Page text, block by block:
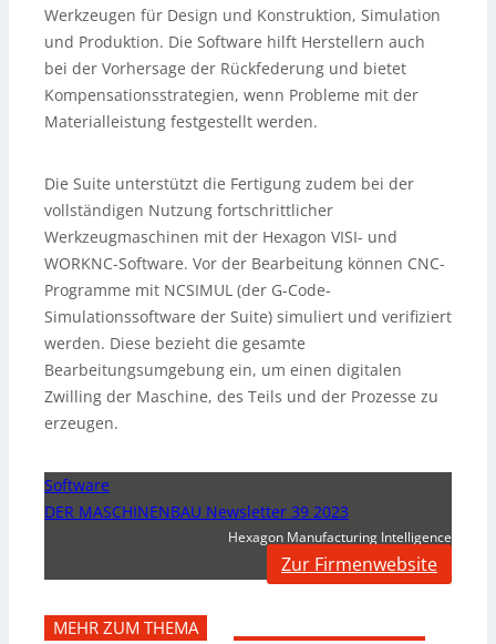
Werkzeugen für Design und Konstruktion, Simulation
und Produktion. Die Software hilft Herstellern auch
bei der Vorhersage der Rückfederung und bietet
Kompensationsstrategien, wenn Probleme mit der
Materialleistung festgestellt werden.
Die Suite unterstützt die Fertigung zudem bei der
vollständigen Nutzung fortschrittlicher
Werkzeugmaschinen mit der Hexagon VISI- und
WORKNC-Software. Vor der Bearbeitung können CNC-
Programme mit NCSIMUL (der G-Code-
Simulationssoftware der Suite) simuliert und verifiziert
werden. Diese bezieht die gesamte
Bearbeitungsumgebung ein, um einen digitalen
Zwilling der Maschine, des Teils und der Prozesse zu
erzeugen.
Software
DER MASCHINENBAU Newsletter 39 2023
Hexagon Manufacturing Intelligence
Zur Firmenwebsite
MEHR ZUM THEMA